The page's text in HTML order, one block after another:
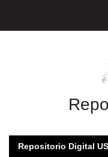
Repositorio Digital